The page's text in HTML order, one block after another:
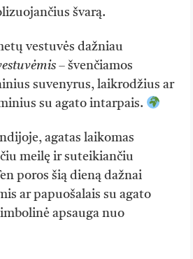
švarą.
vestuvės dažniau
– švenčiamos
suvenyrus, laikrodžius ar
su agato intarpais.
agatas laikomas
meilę ir suteikiančiu
poros šią dieną dažnai
ar papuošalais su agato
apsauga nuo